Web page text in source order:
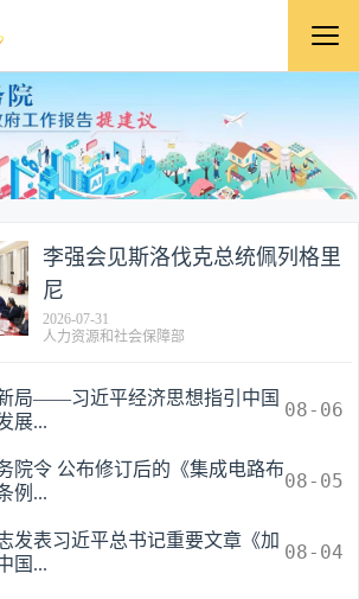
李强会见斯洛伐克总统佩列格里
尼
2026-07-31
人力资源和社会保障部
局——习近平经济思想指引中国
展...
08-06
院令 公布修订后的《集成电路布
例...
08-05
发表习近平总书记重要文章《加
国...
08-04